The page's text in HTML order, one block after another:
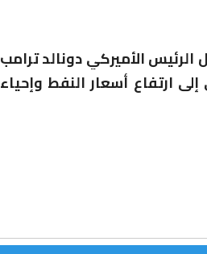
بعدما قال الرئيس الأميركي دونالد ترامب
ارتفاع أسعار النفط وإحياء